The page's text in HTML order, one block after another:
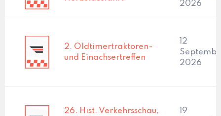
2026
2. Oldtimertraktoren-
und Einachsertreffen
12
2026
26. Hist. Verkehrsschau,
19